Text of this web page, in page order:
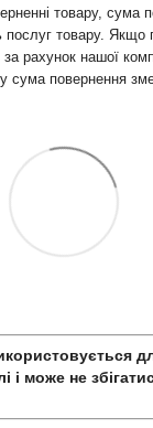
товару, сума
послуг товару. Якщо
рахунок нашої
сума повернення
і може не